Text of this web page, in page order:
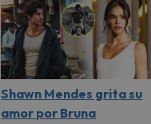
Shawn Mendes grita su
amor por Bruna